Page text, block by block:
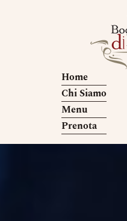
Home
Chi Siamo
Menu
Prenota